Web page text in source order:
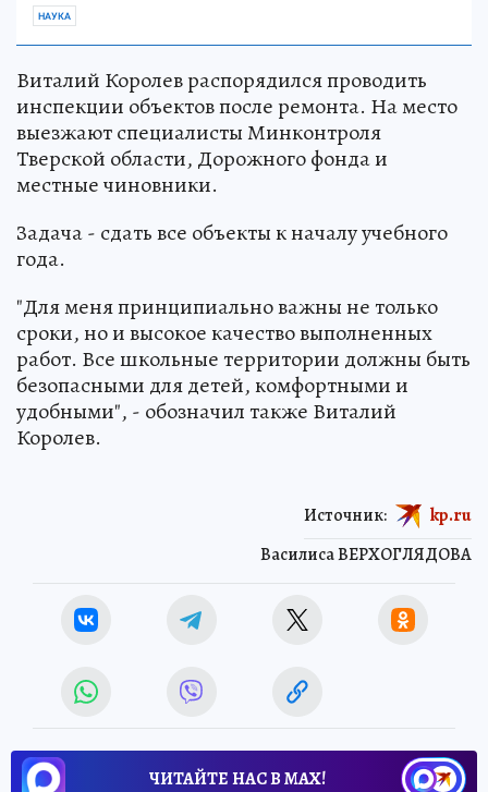
НАУКА
Виталий Королев распорядился проводить
инспекции объектов после ремонта. На место
выезжают специалисты Минконтроля
Тверской области, Дорожного фонда и
местные чиновники.
Задача - сдать все объекты к началу учебного
года.
"Для меня принципиально важны не только
сроки, но и высокое качество выполненных
работ. Все школьные территории должны быть
безопасными для детей, комфортными и
удобными", - обозначил также Виталий
Королев.
Василиса ВЕРХОГЛЯДОВА
Источник: kp.ru
ЧИТАЙТЕ НАС В МАХ!